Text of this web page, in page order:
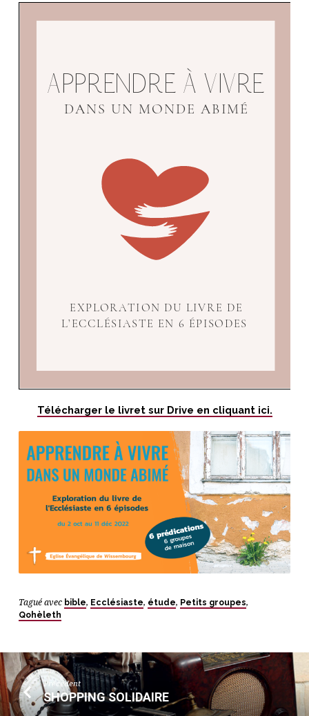
Télécharger le livret sur Drive en cliquant ici.
Tagué avec bible, Ecclésiaste, étude, Petits groupes,
Qohèleth
Précédent
SHOPPING SOLIDAIRE